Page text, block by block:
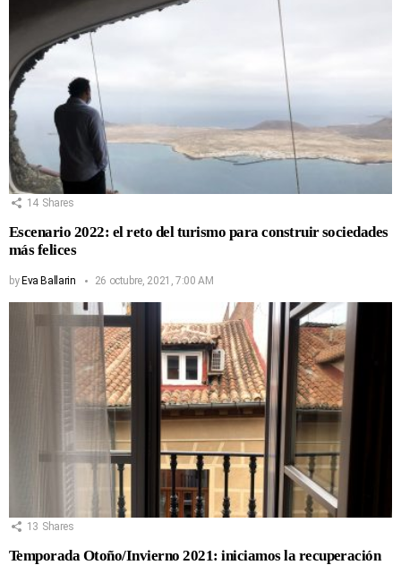
14 Shares
Escenario 2022: el reto del turismo para construir sociedades
más felices
by Eva Ballarin 26 octubre, 2021, 7:00 AM
13 Shares
Temporada Otoño/Invierno 2021: iniciamos la recuperación